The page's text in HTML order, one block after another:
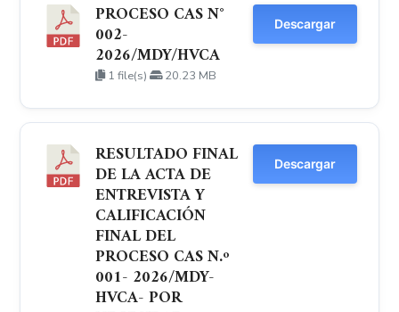
PROCESO CAS N°
002-
2026/MDY/HVCA
1 file(s) 20.23 MB
Descargar
RESULTADO FINAL
DE LA ACTA DE
ENTREVISTA Y
CALIFICACIÓN
FINAL DEL
PROCESO CAS N.º
001- 2026/MDY-
HVCA- POR
Descargar